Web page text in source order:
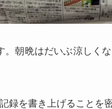
朝晩はだいぶ涼しく
録を書き上げることを